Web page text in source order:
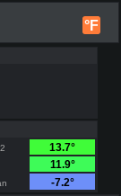
°F
13.7°
11.9°
-7.2°